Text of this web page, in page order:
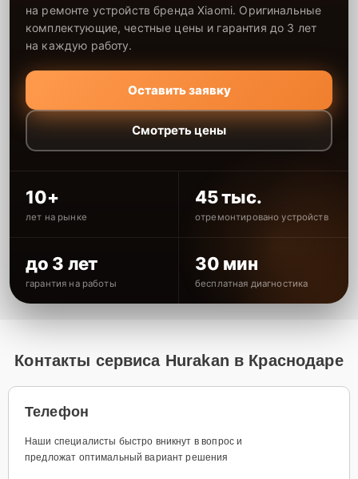
на ремонте устройств бренда Xiaomi. Оригинальные
комплектующие, честные цены и гарантия до 3 лет
на каждую работу.
Оставить заявку
Смотреть цены
10+
лет на рынке
45 тыс.
отремонтировано устройств
до 3 лет
гарантия на работы
30 мин
бесплатная диагностика
Контакты сервиса Hurakan в Краснодаре
Телефон
Наши специалисты быстро вникнут в вопрос и
предложат оптимальный вариант решения